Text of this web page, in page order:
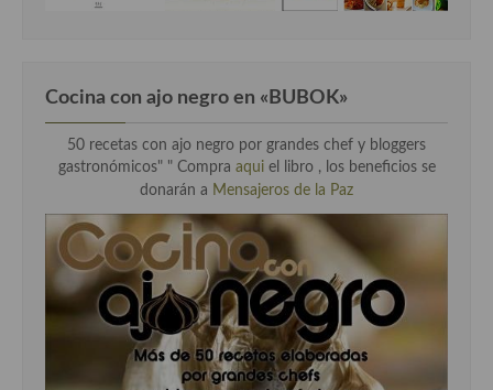
Cocina con ajo negro en «BUBOK»
50 recetas con ajo negro por grandes chef y bloggers
gastronómicos" " Compra aqui el libro , los beneficios se
donarán a Mensajeros de la Paz